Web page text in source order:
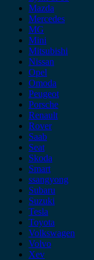
Mazda
Mercedes
MG
Mini
Mitsubishi
Nissan
Opel
Omoda
Peugeot
Porsche
Renault
Rover
Saab
Seat
Skoda
Smart
ssangyong
Subaru
Suzuki
Tesla
Toyota
Volkswagen
Volvo
Xev